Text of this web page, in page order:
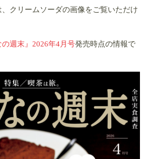
クリームソーダの画像をご覧いただけ
週末』2026年4月号発売時点の情報で